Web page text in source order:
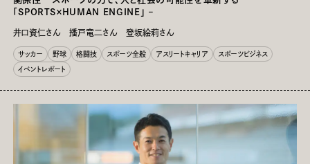
「SPORTS×HUMAN ENGINE」 –
井口資仁さん 播戸竜二さん 登坂絵莉さん
サッカー 野球 格闘技 スポーツ全般 アスリートキャリア スポーツビジネス
イベントレポート